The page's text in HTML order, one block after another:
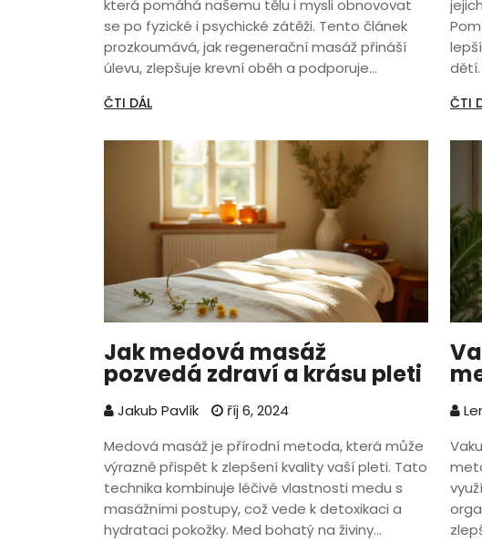
která pomáhá našemu tělu i mysli obnovovat
se po fyzické i psychické zátěži. Tento článek
prozkoumává, jak regenerační masáž přináší
úlevu, zlepšuje krevní oběh a podporuje
nejlepší praktiky pro co nejefektivnější výsledky
poznatky, které potvrzují její účinnost.
ČTI DÁL ČTI
Jak medová masáž
pozvedá zdraví a krásu pleti
Jakub Pavlík
říj 6, 2024
Medová masáž je přírodní metoda, která může
výrazně přispět k zlepšení kvality vaší pleti. Tato
technika kombinuje léčivé vlastnosti medu s
masážními postupy, což vede k detoxikaci a
hydrataci pokožky. Med bohatý na živiny